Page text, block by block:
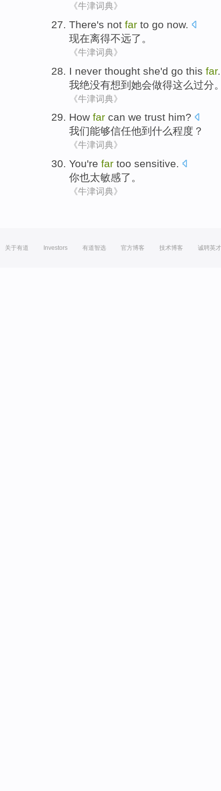
《牛津词典》
There's not far to go now.
现在离得不远了。
《牛津词典》
I never thought she'd go this far.
我绝没有想到她会做得这么过分
《牛津词典》
How far can we trust him?
我们能够信任他到 什么程度 ？
《牛津词典》
You're far too sensitive.
你也太敏感了。
《牛津词典》
关于有道 Investors 有道智选 官方博客 技术博客 诚聘英才